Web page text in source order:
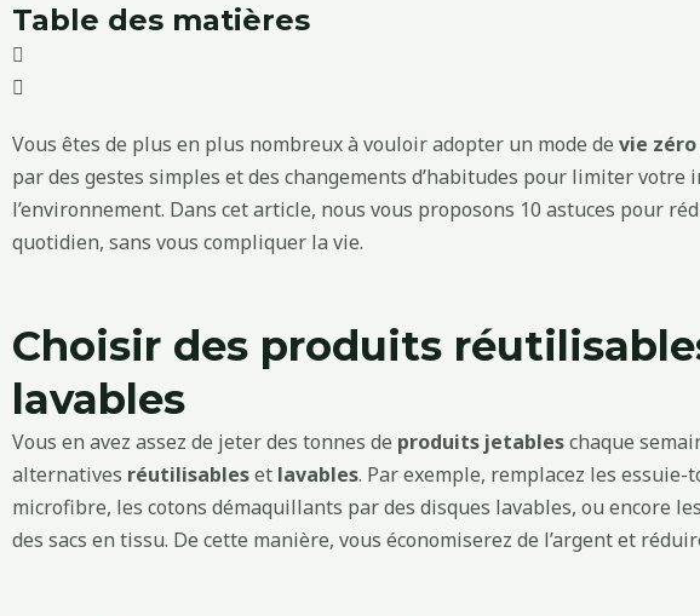
Table des matières
Vous êtes de plus en plus nombreux à vouloir adopter un mode de vie
par des gestes simples et des changements d’habitudes pour limiter votre
l’environnement. Dans cet article, nous vous proposons 10 astuces pour
quotidien, sans vous compliquer la vie.
Choisir des produits
lavables
Vous en avez assez de jeter des tonnes de produits jetableschaque
alternatives réutilisableset lavables. Par exemple, remplacez les
microfibre, les cotons démaquillants par des disques lavables, ou encore
des sacs en tissu. De cette manière, vous économiserez de l’argent et